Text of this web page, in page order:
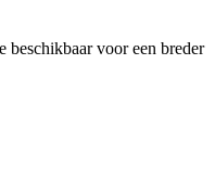
voor een breder